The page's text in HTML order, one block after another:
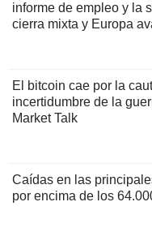
informe de empleo y la
cierra mixta y Europa
El bitcoin cae por la
incertidumbre de la
Market Talk
Caídas en las
por encima de los